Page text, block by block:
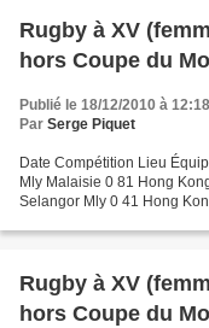
Rugby à XV
hors Coupe du
Publié le 18/12/2010 à 12:18
Par Serge Piquet
Date Compétition Lieu
Mly Malaisie 0 81 Hong
Selangor Mly 0 41 Hong
Rugby à XV
hors Coupe du